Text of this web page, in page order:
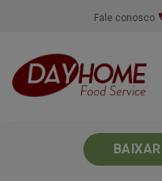
Fale conosco